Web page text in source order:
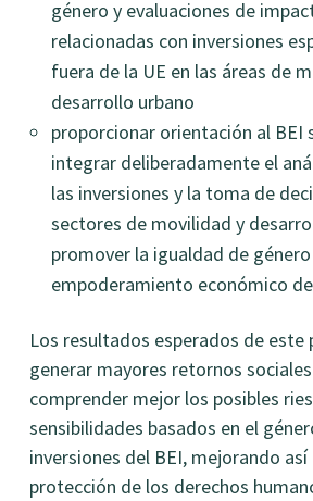
género y evaluaciones de
relacionadas con inversiones
fuera de la UE en las áreas de
desarrollo urbano
proporcionar orientación al BEI
integrar deliberadamente el
las inversiones y la toma de
sectores de movilidad y
promover la igualdad de
empoderamiento económico
Los resultados esperados de este
generar mayores retornos
comprender mejor los posibles
sensibilidades basados en el
inversiones del BEI, mejorando
protección de los derechos